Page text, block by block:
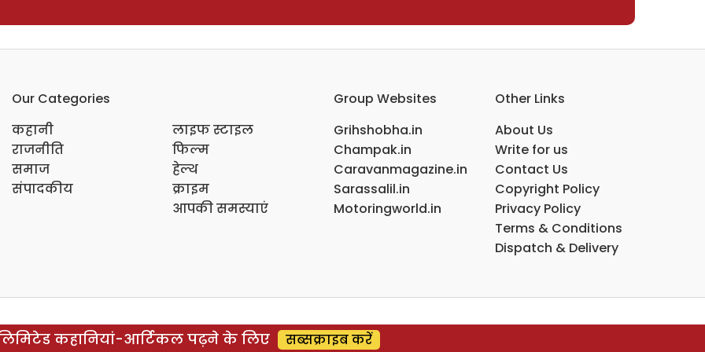
Our Categories
कहानी
राजनीति
समाज
संपादकीय
लाइफ स्टाइल
फिल्म
हेल्थ
क्राइम
आपकी समस्याएं
Group Websites
Grihshobha.in
Champak.in
Caravanmagazine.in
Sarassalil.in
Motoringworld.in
Other Links
About Us
Write for us
Contact Us
Copyright Policy
Privacy Policy
Terms & Conditions
Dispatch & Delivery
कहानियां-आर्टिकल पढ़ने के लिए सब्सक्राइब करें